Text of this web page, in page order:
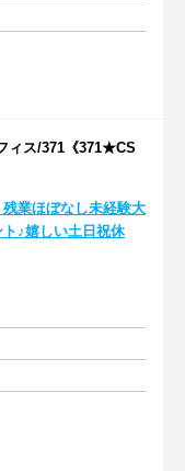
ィス/371《371★CS
残業ほぼなし未経験大
♪嬉しい土日祝休